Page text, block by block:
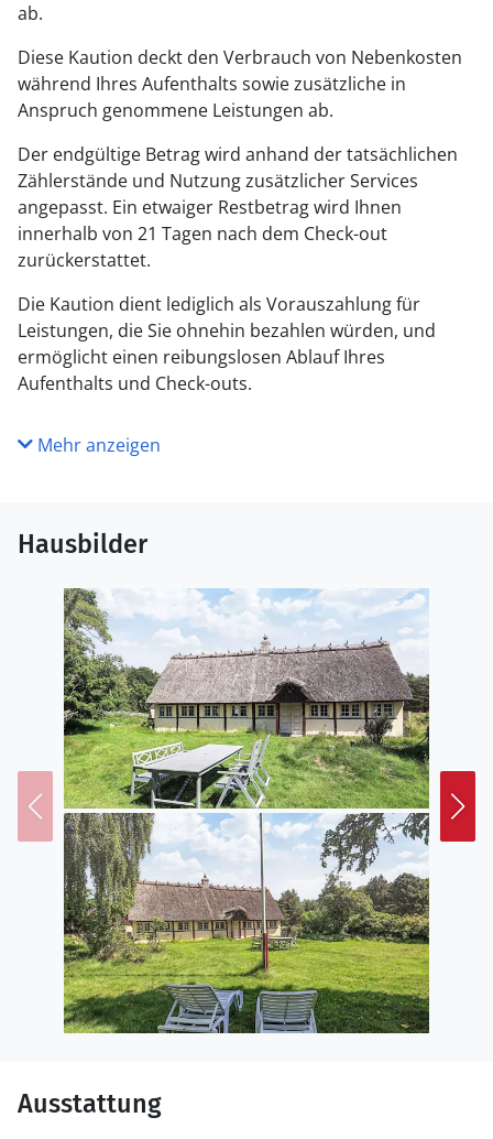
ab.
Diese Kaution deckt den Verbrauch von Nebenkosten
während Ihres Aufenthalts sowie zusätzliche in
Anspruch genommene Leistungen ab.
Der endgültige Betrag wird anhand der tatsächlichen
Zählerstände und Nutzung zusätzlicher Services
angepasst. Ein etwaiger Restbetrag wird Ihnen
innerhalb von 21 Tagen nach dem Check-out
zurückerstattet.
Die Kaution dient lediglich als Vorauszahlung für
Leistungen, die Sie ohnehin bezahlen würden, und
ermöglicht einen reibungslosen Ablauf Ihres
Aufenthalts und Check-outs.
Mehr anzeigen
Hausbilder
Ausstattung